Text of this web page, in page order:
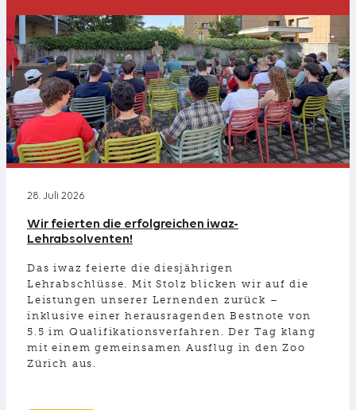
28. Juli 2026
Wir feierten die erfolgreichen iwaz-
Lehrabsolventen!
Das iwaz feierte die diesjährigen
Lehrabschlüsse. Mit Stolz blicken wir auf die
Leistungen unserer Lernenden zurück –
inklusive einer herausragenden Bestnote von
5.5 im Qualifikationsverfahren. Der Tag klang
mit einem gemeinsamen Ausflug in den Zoo
Zürich aus.